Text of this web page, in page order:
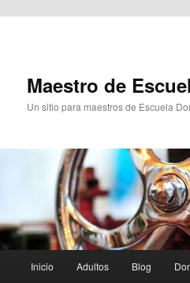
Maestro de
Un sitio para maestros de Escuela
principal
Inicio Adultos Blog